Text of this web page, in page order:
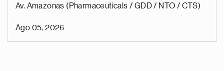
Av. Amazonas (Pharmaceuticals / GDD / NTO / CTS)
Ago 05, 2026